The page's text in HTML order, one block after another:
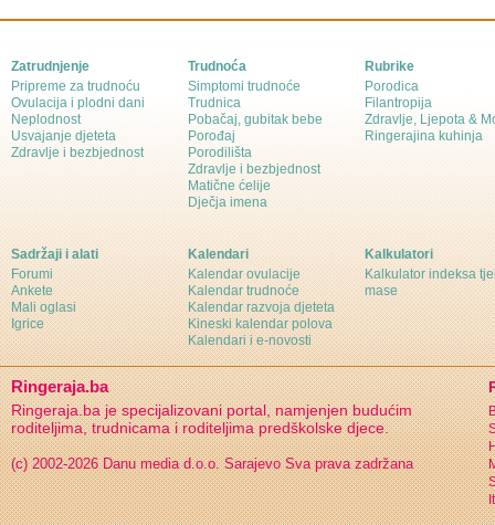
Zatrudnjenje
Pripreme za trudnoću
Ovulacija i plodni dani
Neplodnost
Usvajanje djeteta
Zdravlje i bezbjednost
Trudnoća
Simptomi trudnoće
Trudnica
Pobačaj, gubitak bebe
Porođaj
Porodilišta
Zdravlje i bezbjednost
Matične ćelije
Dječja imena
Rubrike
Porodica
Filantropija
Zdravlje, Ljepota &
Ringerajina kuhinja
Sadržaji i alati
Forumi
Ankete
Mali oglasi
Igrice
Kalendari
Kalendar ovulacije
Kalendar trudnoće
Kalendar razvoja djeteta
Kineski kalendar polova
Kalendari i e-novosti
Kalkulatori
Kalkulator indeksa
mase
Ringeraja.ba
Ringeraja.ba je specijalizovani portal, namjenjen budućim
roditeljima, trudnicama i roditeljima predškolske djece.
(c) 2002-2026 Danu media d.o.o. Sarajevo Sva prava zadržana